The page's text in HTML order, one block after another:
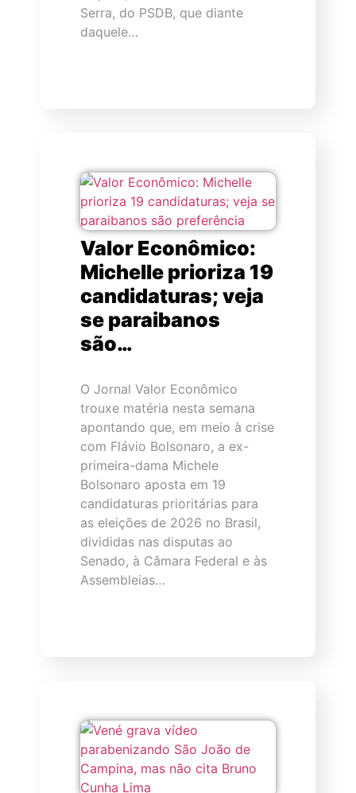
Serra, do PSDB, que diante
daquele…
Valor Econômico:
Michelle prioriza 19
candidaturas; veja
se paraibanos
são…
O Jornal Valor Econômico
trouxe matéria nesta semana
apontando que, em meio à crise
com Flávio Bolsonaro, a ex-
primeira-dama Michele
Bolsonaro aposta em 19
candidaturas prioritárias para
as eleições de 2026 no Brasil,
divididas nas disputas ao
Senado, à Câmara Federal e às
Assembleias…